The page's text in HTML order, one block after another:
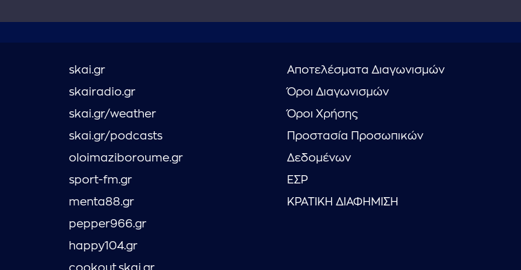
skai.gr
skairadio.gr
skai.gr/weather
skai.gr/podcasts
oloimaziboroume.gr
sport-fm.gr
menta88.gr
pepper966.gr
happy104.gr
Αποτελέσματα Διαγωνισμών
Όροι Διαγωνισμών
Όροι Χρήσης
Προστασία Προσωπικών
Δεδομένων
ΕΣΡ
ΚΡΑΤΙΚΗ ΔΙΑΦΗΜΙΣΗ